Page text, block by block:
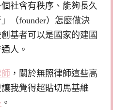
社會有秩序、能夠長久
（founder）怎麼做決
基者可以是國家的建國
人。
，關於無照律師這些高
我覺得超貼切馬基維
。